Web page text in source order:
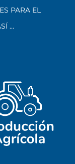
PARA EL
...